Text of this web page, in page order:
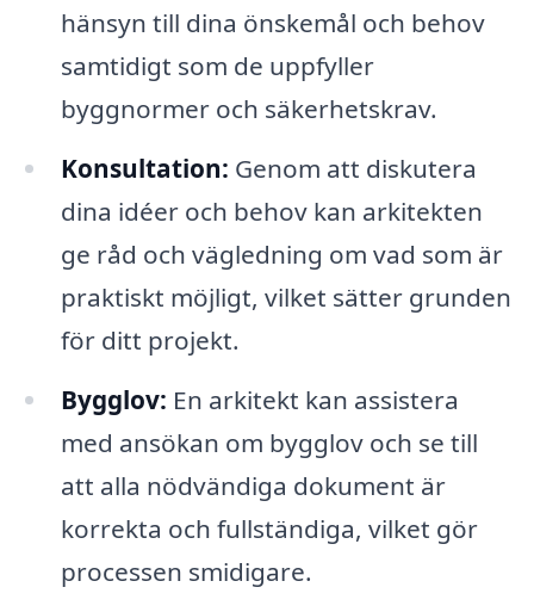
hänsyn till dina önskemål och behov
samtidigt som de uppfyller
byggnormer och säkerhetskrav.
Konsultation: Genom att diskutera
dina idéer och behov kan arkitekten
ge råd och vägledning om vad som är
praktiskt möjligt, vilket sätter grunden
för ditt projekt.
Bygglov: En arkitekt kan assistera
med ansökan om bygglov och se till
att alla nödvändiga dokument är
korrekta och fullständiga, vilket gör
processen smidigare.